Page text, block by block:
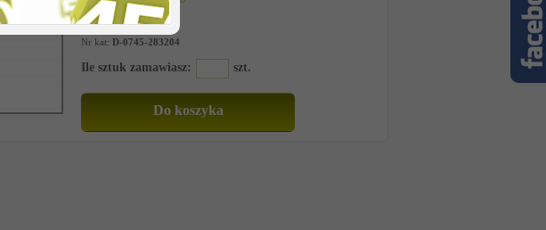
Nr kat: D-0745-283204
Ile sztuk zamawiasz: szt.